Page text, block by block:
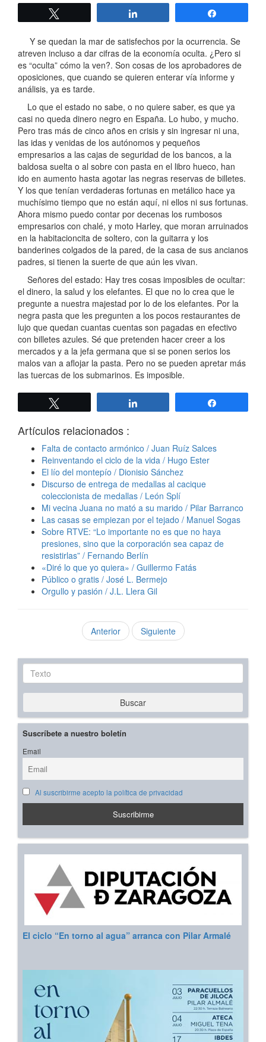
Y se quedan la mar de satisfechos por la ocurrencia. Se
atreven incluso a dar cifras de la economía oculta. ¿Pero si
es “oculta” cómo la ven?. Son cosas de los aprobadores de
oposiciones, que cuando se quieren enterar vía informe y
análisis, ya es tarde.
Lo que el estado no sabe, o no quiere saber, es que ya
casi no queda dinero negro en España. Lo hubo, y mucho.
Pero tras más de cinco años en crisis y sin ingresar ni una,
las idas y venidas de los autónomos y pequeños
empresarios a las cajas de seguridad de los bancos, a la
baldosa suelta o al sobre con pasta en el libro hueco, han
ido en aumento hasta agotar las negras reservas de billetes.
Y los que tenían verdaderas fortunas en metálico hace ya
muchísimo tiempo que no están aquí, ni ellos ni sus fortunas.
Ahora mismo puedo contar por decenas los rumbosos
empresarios con chalé, y moto Harley, que moran arruinados
en la habitacioncita de soltero, con la guitarra y los
banderines colgados de la pared, de la casa de sus ancianos
padres, si tienen la suerte de que aún les vivan.
Señores del estado: Hay tres cosas imposibles de ocultar:
el dinero, la salud y los elefantes. El que no lo crea que le
pregunte a nuestra majestad por lo de los elefantes. Por la
negra pasta que les pregunten a los pocos restaurantes de
lujo que quedan cuantas cuentas son pagadas en efectivo
con billetes azules. Sé que pretenden hacer creer a los
mercados y a la jefa germana que si se ponen serios los
malos van a aflojar la pasta. Pero no se pueden apretar más
las tuercas de los submarinos. Es imposible.
Artículos relacionados :
Falta de contacto armónico / Juan Ruíz Salces
Reinventando el ciclo de la vida / Hugo Ester
El lío del montepío / Dionisio Sánchez
Discurso de entrega de medallas al cacique
coleccionista de medallas / León Splí
Mi vecina Juana no mató a su marido / Pilar Barranco
Las casas se empiezan por el tejado / Manuel Sogas
Sobre RTVE: “Lo importante no es que no haya
presiones, sino que la corporación sea capaz de
resistirlas” / Fernando Berlín
«Diré lo que yo quiera» / Guillermo Fatás
Público o gratis / José L. Bermejo
Orgullo y pasión / J.L. Llera Gil
Anterior Siguiente
Texto
Buscar
Suscríbete a nuestro boletín
Email
Al suscribirme acepto la política de privacidad
El ciclo “En torno al agua” arranca con Pilar Armalé